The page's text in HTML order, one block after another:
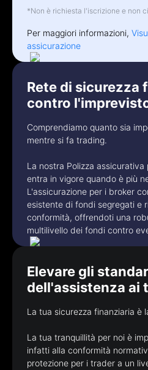
*Non è richiesta l'iscrizione e non
Per maggiori informazioni,
assicurazione
Rete di sicurezza
contro
Comprendiamo quanto sia
mentre si fa trading.
La nostra Polizza
entra in vigore quando è più
L'assicurazione per i broker
esistente di fondi segregati e
conformità, offrendoti una
multilivello dei fondi contro
Elevare gli
dell'assistenza ai
La tua sicurezza finanziaria è
La tua tranquillità per noi è
infatti alla conformità
protezione per i trader a un